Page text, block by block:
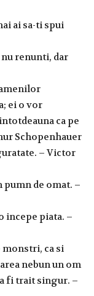
ai sa-ti spui
renunti, dar
ei o vor
ca pe
Schopenhauer
– Victor
de omat. –
incepe piata. –
ca si
nebun un om
a fi trait singur. –